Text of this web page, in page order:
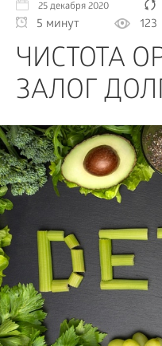
25 декабря 2020
5 минут 123
ЧИСТОТА
ЗАЛОГ
ЗДОРОВЬЕ
КРАСОТА
ПСИХОЛОГИЯ
ДОМ
КАК?